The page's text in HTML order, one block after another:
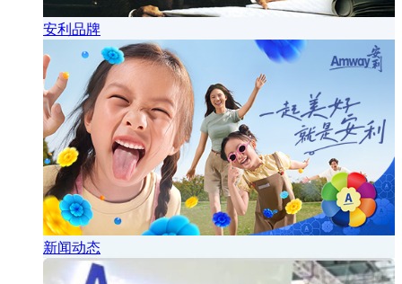
安利品牌
新闻动态